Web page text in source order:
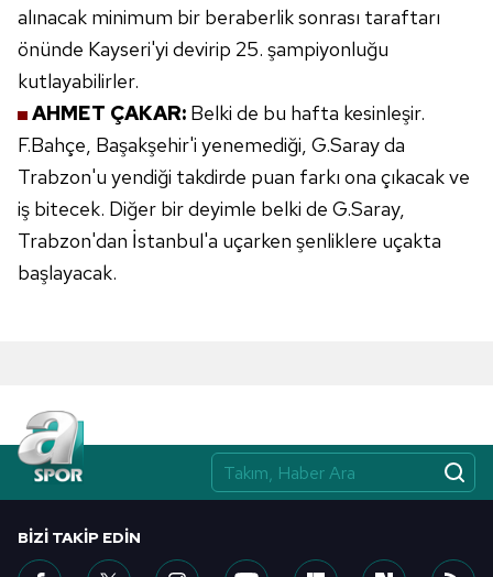
alınacak minimum bir beraberlik sonrası taraftarı
önünde Kayseri'yi devirip 25. şampiyonluğu
kutlayabilirler.
AHMET ÇAKAR: Belki de bu hafta kesinleşir.
F.Bahçe, Başakşehir'i yenemediği, G.Saray da
Trabzon'u yendiği takdirde puan farkı ona çıkacak ve
iş bitecek. Diğer bir deyimle belki de G.Saray,
Trabzon'dan İstanbul'a uçarken şenliklere uçakta
başlayacak.
BIZI TAKIP EDIN